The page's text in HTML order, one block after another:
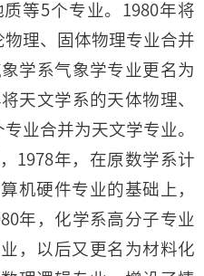
等5个专业。1980年将
理、固体物理专业合并
学系气象学专业更名为
天文学系的天体物理、
业合并为天文学专业。
1978年，在原数学系计
机硬件专业的基础上，
年，化学系高分子专业
，以后又更名为材料化